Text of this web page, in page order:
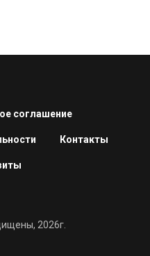
соглашение
Контакты
2026г.